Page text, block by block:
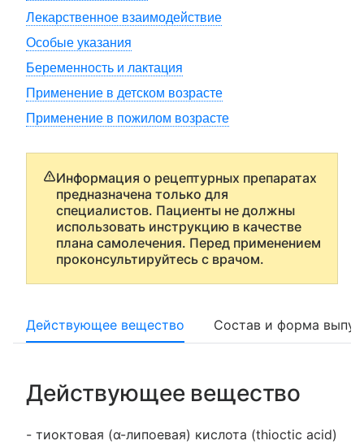
Лекарственное взаимодействие
Особые указания
Беременность и лактация
Применение в детском возрасте
Применение в пожилом возрасте
Информация о рецептурных препаратах
предназначена только для
специалистов. Пациенты не должны
использовать инструкцию в качестве
плана самолечения. Перед применением
проконсультируйтесь с врачом.
Действующее вещество Состав и форма
Действующее вещество
- тиоктовая (α-липоевая) кислота (thioctic acid)